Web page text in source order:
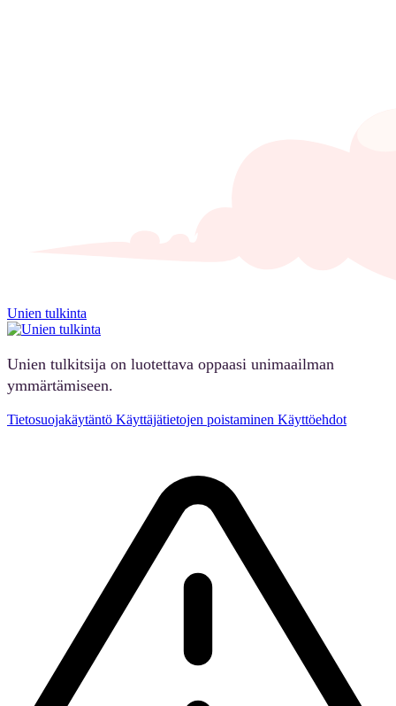
Unien tulkinta
Unien tulkitsija on luotettava oppaasi unimaailman
ymmärtämiseen.
Tietosuojakäytäntö Käyttäjätietojen poistaminen Käyttöehdot